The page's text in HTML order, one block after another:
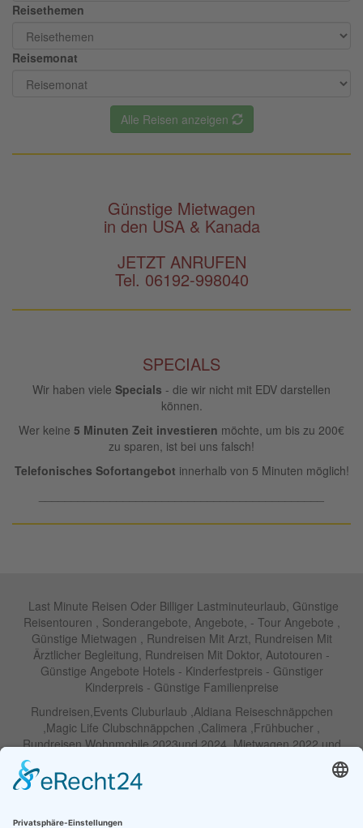
Reisethemen
Reisemonat
Alle Reisen anzeigen
Günstige Mietwagen
in den USA & Kanada
JETZT ANRUFEN
Tel. 06192-998040
SPECIALS
Wir haben viele Specials - die wir nicht mit EDV darstellen
können.
Wer keine 5 Minuten Zeit investieren möchte, um bis zu 200€
zu sparen, ist bei uns falsch!
Telefonisches Sofortangebot innerhalb von 5 Minuten möglich!
Last Minute Reisen Oder Billiger Lastminuteurlaub, Günstige
Reisentouren , Sonderangebote, Angebote, - Tour Angebote ,
Günstige Mietwagen , Rundreisen Mit Arzt, Rundreisen Mit
Ärztlicher Begleitung, Rundreisen Mit Doktor, Autotouren -
Günstige Angebote Hotels - Kinderfestpreis - Günstiger
Kinderpreis - Günstige Familienpreise
Rundreisen,Events Cluburlaub ,Aldiana Reiseschnäppchen
,Magic Life Clubschnäppchen ,Calimera ,Frühbucher ,
Rundreisen Wohnmobile 2023und 2024 ,Mietwagen 2022 und
Weihnachtreisen 2022 und 2023 , Silvesterreisen 2022 und 2032,
Namibia, Wohnmobile , Billige Angebote, Touren,Angebote Für
Mietwagentouren , Billige Lastminute Angebote Für